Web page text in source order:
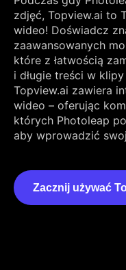
zdjęć, Topview.ai to
wideo! Doświadcz
zaawansowanych
które z łatwością
i długie treści w
Topview.ai zawiera
wideo – oferując
których Photoleap
aby wprowadzić
Zacznij używać